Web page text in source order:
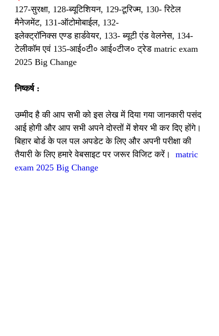
127-सुरक्षा, 128-ब्यूटिशियन, 129-टूरिज्म, 130- रिटेल
मैनेजमेंट, 131-ऑटोमोबाईल, 132-
इलेक्ट्रॉनिक्स एण्ड हार्डवेयर, 133- ब्यूटी एंड वेलनेस, 134-
टेलीकॉम एवं 135-आई०टी० आई०टीज० ट्रेड matric exam
2025 Big Change
निष्कर्ष :
उम्मीद है की आप सभी को इस लेख में दिया गया जानकारी पसंद
आई होगी और आप सभी अपने दोस्तों में शेयर भी कर दिए होंगे।
बिहार बोर्ड के पल पल अपडेट के लिए और अपनी परीक्षा की
तैयारी के लिए हमारे वेबसाइट पर जरूर विजिट करें। matric
exam 2025 Big Change